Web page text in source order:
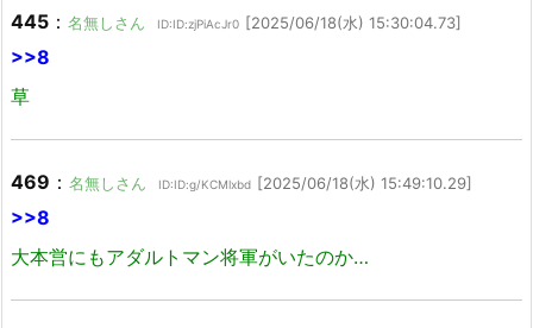
445 ： 名無しさん ID:ID:zjPiAcJr0 [2025/06/18(水) 15:30:04.73]
>>8
草
469 ： 名無しさん ID:ID:g/KCMlxbd [2025/06/18(水) 15:49:10.29]
>>8
大本営にもアダルトマン将軍がいたのか…